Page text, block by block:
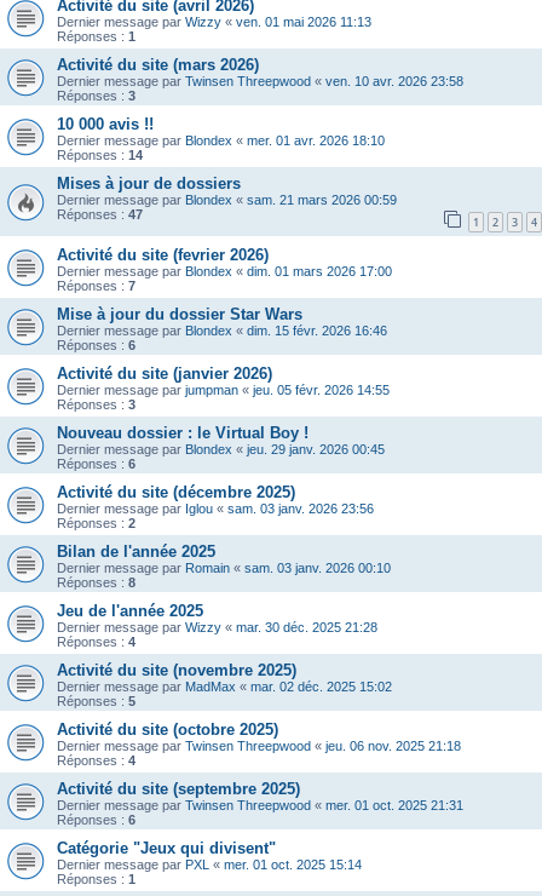
Activité du site (avril 2026)
Dernier message par Wizzy « ven. 01 mai 2026 11:13
Réponses : 1
Activité du site (mars 2026)
Dernier message par Twinsen Threepwood « ven. 10 avr. 2026 23:58
Réponses : 3
10 000 avis !!
Dernier message par Blondex « mer. 01 avr. 2026 18:10
Réponses : 14
Mises à jour de dossiers
Dernier message par Blondex « sam. 21 mars 2026 00:59
Réponses : 47 1 2 3 4
Activité du site (fevrier 2026)
Dernier message par Blondex « dim. 01 mars 2026 17:00
Réponses : 7
Mise à jour du dossier Star Wars
Dernier message par Blondex « dim. 15 févr. 2026 16:46
Réponses : 6
Activité du site (janvier 2026)
Dernier message par jumpman « jeu. 05 févr. 2026 14:55
Réponses : 3
Nouveau dossier : le Virtual Boy !
Dernier message par Blondex « jeu. 29 janv. 2026 00:45
Réponses : 6
Activité du site (décembre 2025)
Dernier message par Iglou « sam. 03 janv. 2026 23:56
Réponses : 2
Bilan de l'année 2025
Dernier message par Romain « sam. 03 janv. 2026 00:10
Réponses : 8
Jeu de l'année 2025
Dernier message par Wizzy « mar. 30 déc. 2025 21:28
Réponses : 4
Activité du site (novembre 2025)
Dernier message par MadMax « mar. 02 déc. 2025 15:02
Réponses : 5
Activité du site (octobre 2025)
Dernier message par Twinsen Threepwood « jeu. 06 nov. 2025 21:18
Réponses : 4
Activité du site (septembre 2025)
Dernier message par Twinsen Threepwood « mer. 01 oct. 2025 21:31
Réponses : 6
Catégorie "Jeux qui divisent"
Dernier message par PXL « mer. 01 oct. 2025 15:14
Réponses : 1